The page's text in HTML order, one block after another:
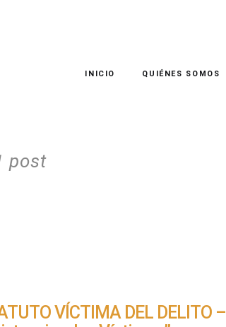
INICIO QUIÉNES SOMOS
post
VÍCTIMA DEL DELITO –